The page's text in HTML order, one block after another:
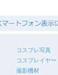
コスプレ写真
コスプレイヤー
撮影機材